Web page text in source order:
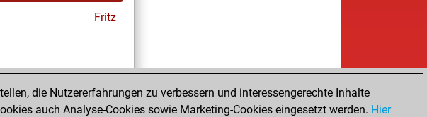
Fritz
die Nutzererfahrungen zu verbessern und interessengerechte Inhalte
auch Analyse-Cookies sowie Marketing-Cookies eingesetzt werden. Hier